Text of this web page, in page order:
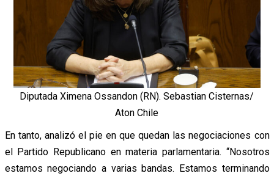
Diputada Ximena Ossandon (RN). Sebastian Cisternas/
Aton Chile
En tanto, analizó el pie en que quedan las negociaciones con
el Partido Republicano en materia parlamentaria. “Nosotros
estamos negociando a varias bandas. Estamos terminando